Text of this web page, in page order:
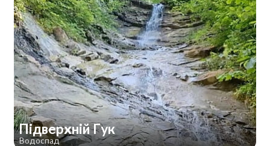
Підверхній Гук
Водоспад